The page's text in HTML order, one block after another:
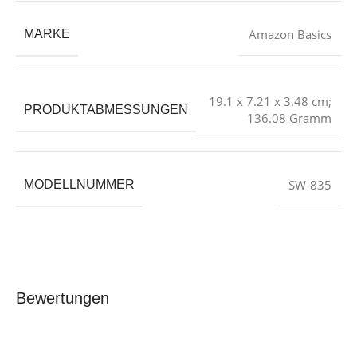
MARKE ‎Amazon Basics
PRODUKTABMESSUNGEN
‎19.1 x 7.21 x 3.48 cm;
136.08 Gramm
MODELLNUMMER ‎SW-835
Bewertungen